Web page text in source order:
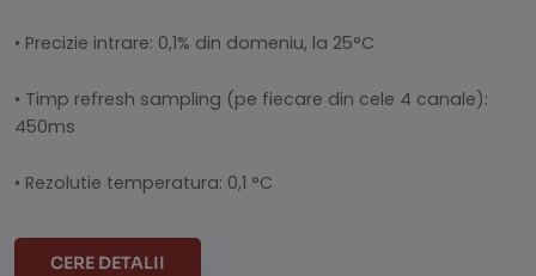
• Precizie intrare: 0,1% din domeniu, la 25°C
• Timp refresh sampling (pe fiecare din cele 4 canale):
450ms
• Rezolutie temperatura: 0,1 °C
CERE DETALII